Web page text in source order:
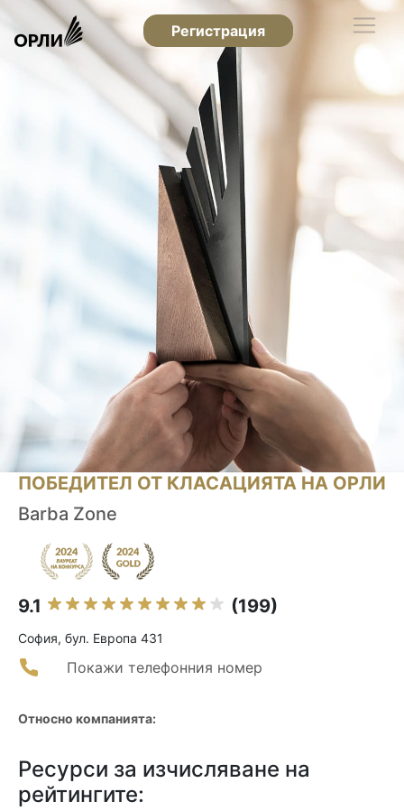
Регистрация
ПОБЕДИТЕЛ ОТ КЛАСАЦИЯТА НА ОРЛИ
Barba Zone
9.1 (199)
София, бул. Европа 431
Покажи телефонния номер
Относно компанията:
Ресурси за изчисляване на
рейтингите: